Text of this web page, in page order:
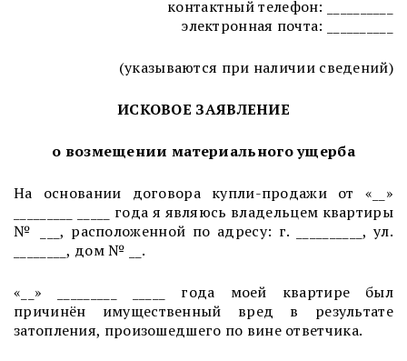
контактный телефон: __________
электронная почта: __________
(указываются при наличии сведений)
ИСКОВОЕ ЗАЯВЛЕНИЕ
о возмещении материального ущерба
На основании договора купли-продажи от «__»
_________ _____ года я являюсь владельцем квартиры
№ ___, расположенной по адресу: г. __________, ул.
________, дом № __.
«__» _________ _____ года моей квартире был
причинён имущественный вред в результате
затопления, произошедшего по вине ответчика.